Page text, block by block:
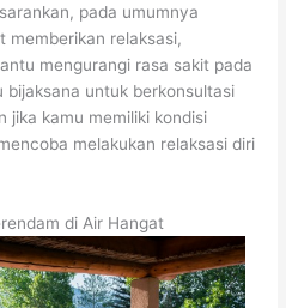
pada umumnya
memberikan relaksasi,
mengurangi rasa sakit pada
untuk berkonsultasi
jika kamu memiliki kondisi
melakukan relaksasi diri
di Air Hangat